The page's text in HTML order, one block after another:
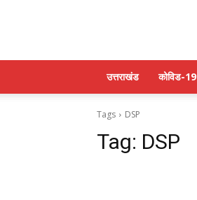
उत्तराखंड कोविड-19
Tags DSP
Tag: DSP